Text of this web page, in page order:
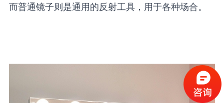
而普通镜子则是通用的反射工具，用于各种场合。